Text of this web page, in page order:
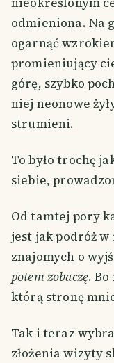
odmieniona. Na
ogarnąć
promieniujący
górę, szybko
niej neonowe
strumieni.
To było trochę
siebie,
Od tamtej pory
jest jak podróż
znajomych o
potem zobaczę.
którą stronę
Tak i teraz
złożenia wizyty